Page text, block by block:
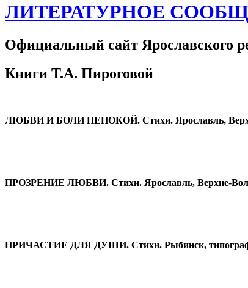
ЛИТЕРАТУРНОЕ
Официальный сайт Ярославского
Книги Т.А. Пироговой
ЛЮБВИ И БОЛИ НЕПОКОЙ. Стихи. Ярославль,
ПРОЗРЕНИЕ ЛЮБВИ. Стихи. Ярославль, Верхне-
ПРИЧАСТИЕ ДЛЯ ДУШИ. Стихи. Рыбинск,